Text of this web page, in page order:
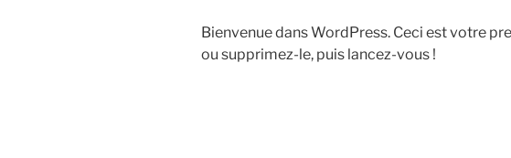
Bienvenue dans WordPress. Ceci est votre
ou supprimez-le, puis lancez-vous !